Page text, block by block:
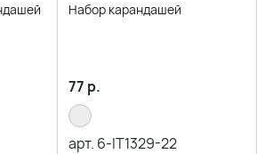
Набор карандашей
77 р.
арт. 6-IT1329-22